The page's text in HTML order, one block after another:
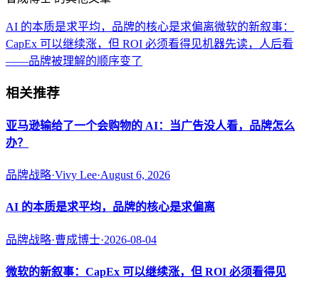
AI 的本质是求平均，品牌的核心是求偏离微软的新叙事：
CapEx 可以继续涨，但 ROI 必须看得见机器先读，人后看
——品牌被理解的顺序变了
相关推荐
亚马逊输给了一个会购物的 AI：当广告没人看，品牌怎么
办？
品牌战略·Vivy Lee·August 6, 2026
AI 的本质是求平均，品牌的核心是求偏离
品牌战略·曹成博士·2026-08-04
微软的新叙事：CapEx 可以继续涨，但 ROI 必须看得见